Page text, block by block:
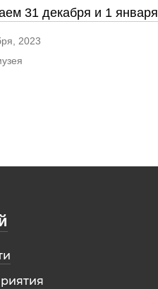
31 декабря и 1 января
2023